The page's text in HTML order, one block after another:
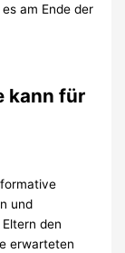
am Ende der
kann für
und
den
erwarteten